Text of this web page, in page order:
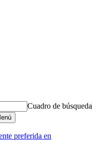
Cuadro de búsqueda
preferida en